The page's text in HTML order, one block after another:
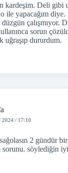
kardeşim. Deli gibi
ile yapacağım diye.
çalışmıyor.
sorun
uğraşıp dururdum.
2024 / 17:10
2 gündür
sorunu. söylediğin